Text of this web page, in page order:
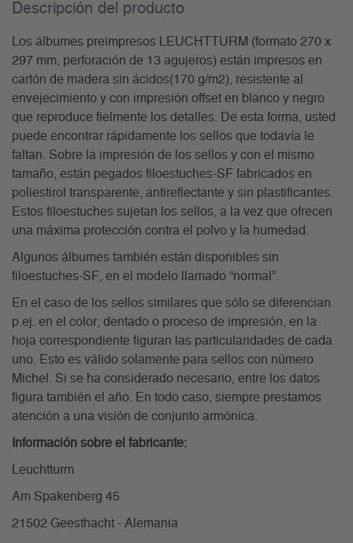
Descripción del producto
Los álbumes preimpresos LEUCHTTURM (formato 270 x
297 mm, perforación de 13 agujeros) están impresos en
cartón de madera sin ácidos(170 g/m2), resistente al
envejecimiento y con impresión offset en blanco y negro
que reproduce fielmente los detalles. De esta forma, usted
puede encontrar rápidamente los sellos que todavía le
faltan. Sobre la impresión de los sellos y con el mismo
tamaño, están pegados filoestuches-SF fabricados en
poliestirol transparente, antireflectante y sin plastificantes.
Estos filoestuches sujetan los sellos, a la vez que ofrecen
una máxima protección contra el polvo y la humedad.
Algunos álbumes también están disponibles sin
filoestuches-SF, en el modelo llamado “normal”.
En el caso de los sellos similares que sólo se diferencian
p.ej. en el color, dentado o proceso de impresión, en la
hoja correspondiente figuran las particularidades de cada
uno. Esto es válido solamente para sellos con número
Michel. Si se ha considerado necesario, entre los datos
figura también el año. En todo caso, siempre prestamos
atención a una visión de conjunto armónica.
Información sobre el fabricante:
Leuchtturm
Am Spakenberg 45
21502 Geesthacht - Alemania